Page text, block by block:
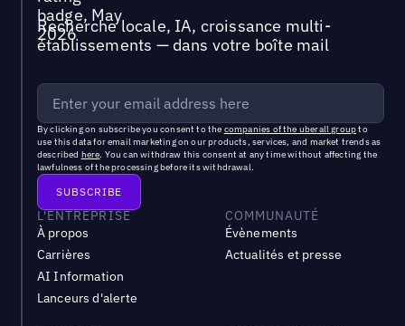
Recherche locale, IA, croissance multi-
établissements — dans votre boîte mail
By clicking on subscribe you consent to the companies of the uberall groupto
use this data for email marketing on our products, services, and market trends as
described here. You can withdraw this consent at any time without affecting the
lawfulness of the processing before its withdrawal.
L'ENTREPRISE
À propos
Carrières
AI Information
Lanceurs d'alerte
COMMUNAUTÉ
Évènements
Actualités et presse